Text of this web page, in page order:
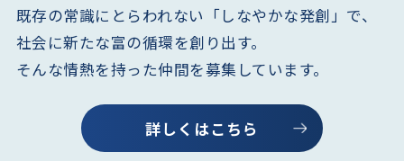
既存の常識にとらわれない「しなやかな発創」で、
社会に新たな富の循環を創り出す。
そんな情熱を持った仲間を募集しています。
詳しくはこちら